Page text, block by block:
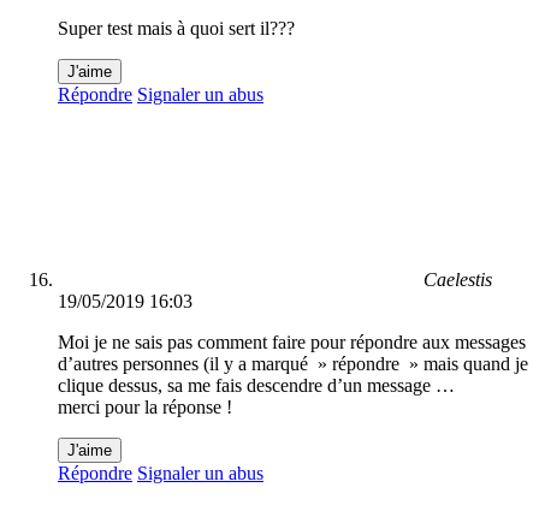
Super test mais à quoi sert il???
J'aime
Répondre Signaler un abus
Caelestis
19/05/2019 16:03
Moi je ne sais pas comment faire pour répondre aux messages
d’autres personnes (il y a marqué » répondre » mais quand je
clique dessus, sa me fais descendre d’un message …
merci pour la réponse !
J'aime
Répondre Signaler un abus